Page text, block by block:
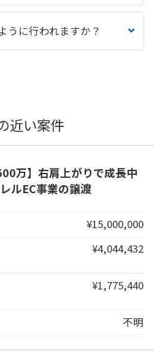
うに行われますか？
近い案件
万】右肩上がりで成長中
ルEC事業の譲渡
¥15,000,000
¥4,044,432
¥1,775,440
不明